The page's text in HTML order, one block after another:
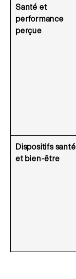
Santé et
performance
perçue
Dispositifs santé
et bien-être